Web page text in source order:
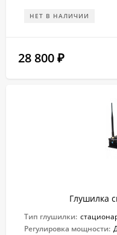
НЕТ В НАЛИЧИИ
28 800 ₽
Глушилка
Тип глушилки:
Регулировка мощности: